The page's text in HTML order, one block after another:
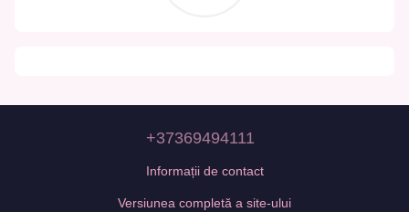
+37369494111
Informații de contact
Versiunea completă a site-ului